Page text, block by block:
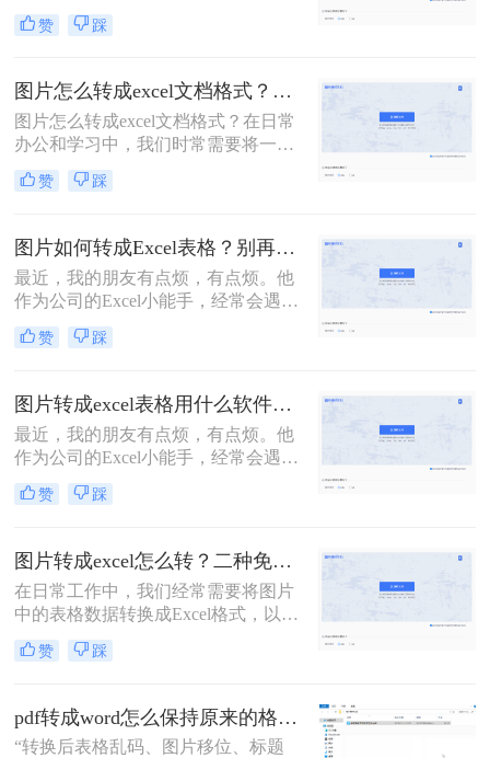
转换图片，您可以将表格中的数据直
接输入到Excel中，从而避免手动输入
可以进行编辑和格式化，使其更具可
读性和专业性。因此，在处理大量数
据时，将图片转换为Excel表格将会是
一个非常有用的工具。以下是怎么把
表格图片转成excel表格工具了，一起
看看吧！
赞 踩
图片怎么转成excel文档格式？教你几步轻松在线转换
图片怎么转成excel文档格式？在日常
办公和学习中，我们时常需要将一些
图片中的表格转化为Excel表格，以便
于我们更方便地编辑和使用。将图片
可视化方法，可以帮助我们更好地管
理和分析数据。
赞 踩
图片如何转成Excel表格？别再手动输入了，这个方法2分钟解决
最近，我的朋友有点烦，有点烦。他
作为公司的Excel小能手，经常会遇到
同事发Excel表过来咨询的情况。他们
的口头禅通常都是：“大神，大神，
对呢？”顺带一张Excel截图。对，是
截图！如何在一张截图上发现问题，
查找答案呢？这是一个问题。更大的
问题是，老板也喜欢这样……今天就
来给大家分享一个技巧，「图片如何
转成Excel表格」
赞 踩
图片转成excel表格用什么软件？这二个软件不错！
最近，我的朋友有点烦，有点烦。他
作为公司的Excel小能手，经常会遇到
同事发Excel表过来咨询的情况。他们
的口头禅通常都是：“大神，大神，
对呢？”顺带一张Excel截图。对，是
截图！如何在一张截图上发现问题，
查找答案呢？这是一个问题。更大的
问题是，老板也喜欢这样
赞 踩
图片转成excel怎么转？二种免费方法供你选择！
在日常工作中，我们经常需要将图片
中的表格数据转换成Excel格式，以便
于编辑、分析和处理。那么图片转成
excel怎么转呢？下面将介绍三种实用
成转换。
赞 踩
pdf转成word怎么保持原来的格式？这4招让格式零偏差！
“转换后表格乱码、图片移位、标题